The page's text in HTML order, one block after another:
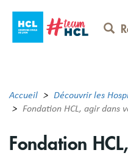
contenu
Accueil
Découvrir les
Fondation HCL, agir dans
Fondation